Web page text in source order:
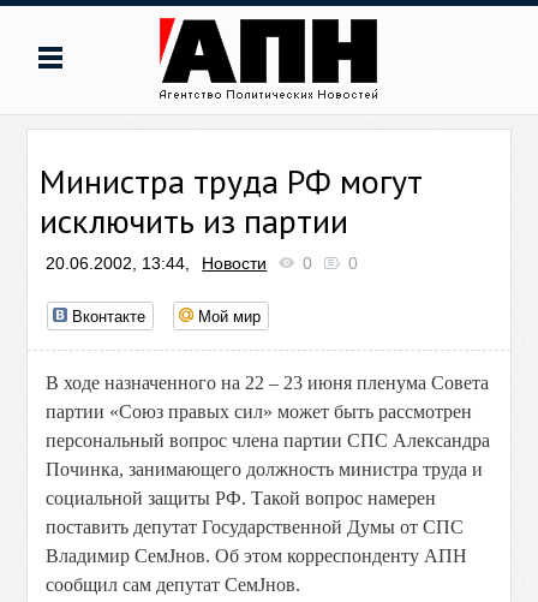
Министра труда РФ могут
исключить из партии
20.06.2002, 13:44, Новости 0 0
Вконтакте Мой мир
В ходе назначенного на 22 – 23 июня пленума Совета
партии «Союз правых сил» может быть рассмотрен
персональный вопрос члена партии СПС Александра
Починка, занимающего должность министра труда и
социальной защиты РФ. Такой вопрос намерен
поставить депутат Государственной Думы от СПС
Владимир СемЈнов. Об этом корреспонденту АПН
сообщил сам депутат СемЈнов.